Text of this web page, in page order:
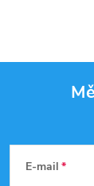
E-mail